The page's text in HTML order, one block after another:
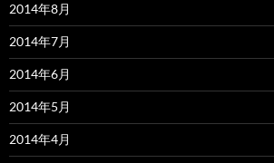
2014年8月
2014年7月
2014年6月
2014年5月
2014年4月